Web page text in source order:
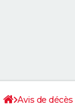
Avis de décès